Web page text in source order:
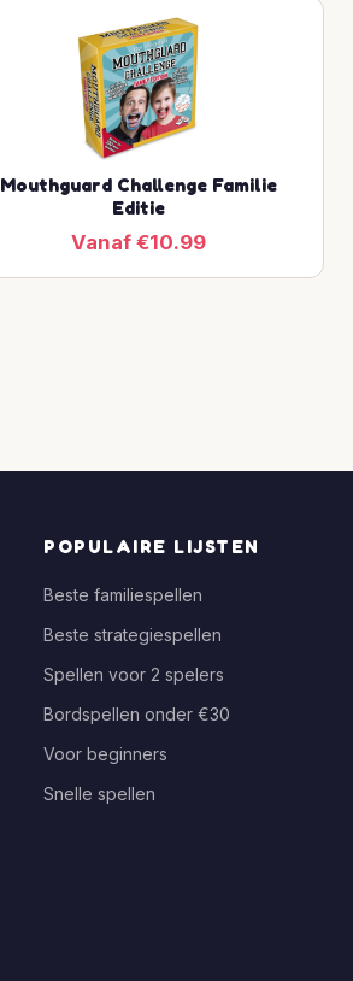
Mouthguard Challenge Familie
Editie
Vanaf €10.99
POPULAIRE LIJSTEN
Beste familiespellen
Beste strategiespellen
Spellen voor 2 spelers
Bordspellen onder €30
Voor beginners
Snelle spellen